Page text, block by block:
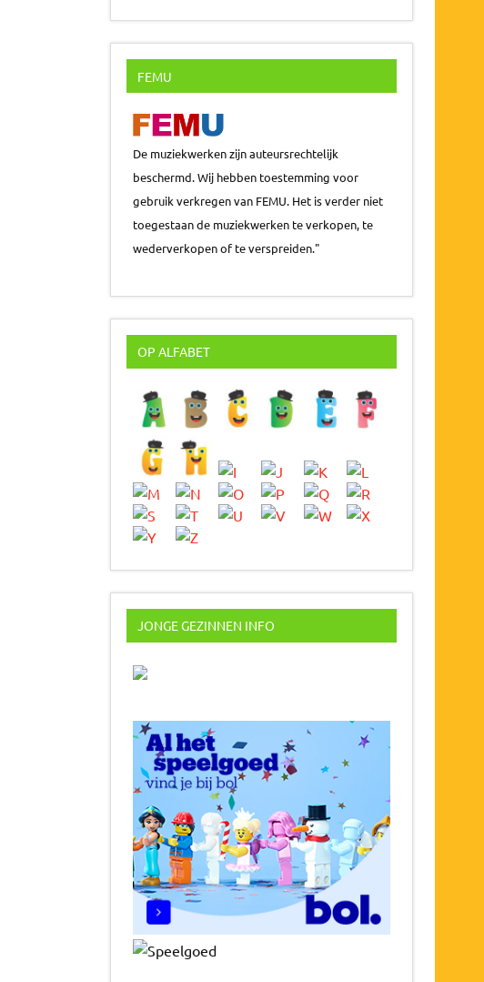
FEMU
De muziekwerken zijn auteursrechtelijk
beschermd. Wij hebben toestemming voor
gebruik verkregen van FEMU. Het is verder niet
toegestaan de muziekwerken te verkopen, te
wederverkopen of te verspreiden."
OP ALFABET
JONGE GEZINNEN INFO